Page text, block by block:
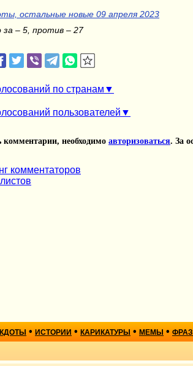
остальные новые 09 апреля 2023
за – 5, против – 27
по странам
пользователей
комментарии, необходимо авторизоваться. За
комментаторов
• ИСТОРИИ • КАРИКАТУРЫ • МЕМЫ •